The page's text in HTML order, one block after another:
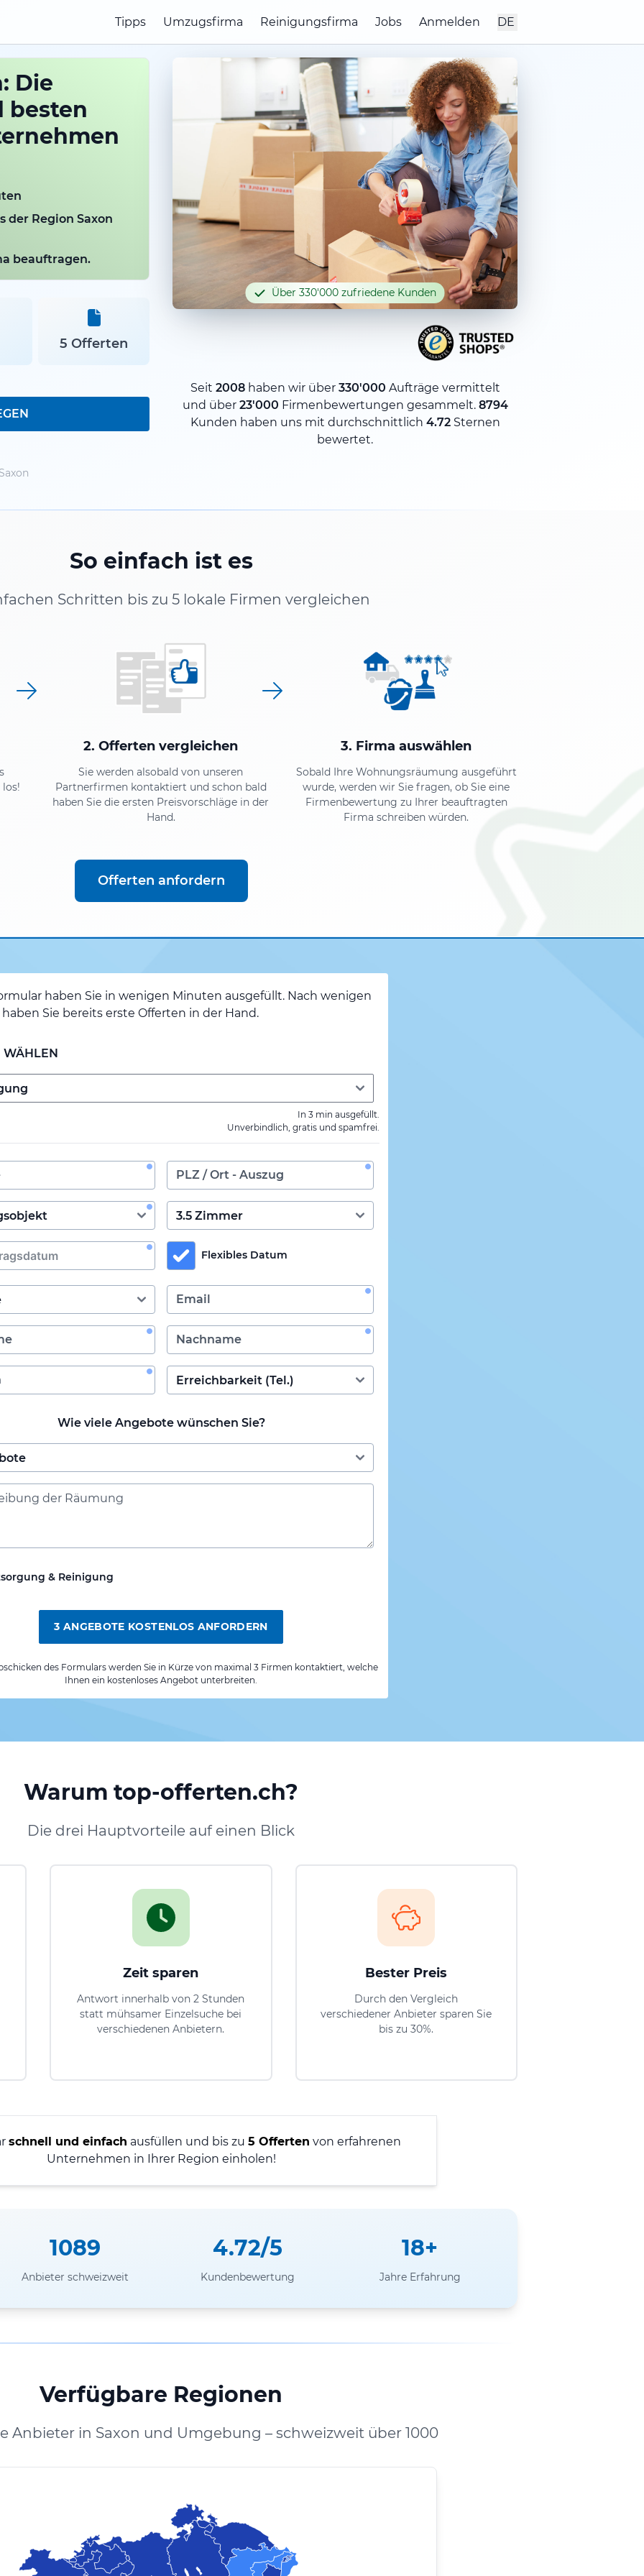
Tipps Umzugsfirma Reinigungsfirma Jobs Anmelden DE
Die
besten
der Region Saxon
beauftragen.
5 Offerten
Über 330'000 zufriedene Kunden
Seit 2008haben wir über 330'000 Aufträge vermittelt
und über 23'000 Firmenbewertungen gesammelt. 8794
Kunden haben uns mit durchschnittlich 4.72Sternen
bewertet.
So einfach ist es
Schritten bis zu 5 lokale Firmen vergleichen
2. Offerten vergleichen
Sie werden alsobald von unseren
Partnerfirmen kontaktiert und schon bald
haben Sie die ersten Preisvorschläge in der
Hand.
3. Firma auswählen
Sobald Ihre Wohnungsräumung ausgeführt
wurde, werden wir Sie fragen, ob Sie eine
Firmenbewertung zu Ihrer beauftragten
Firma schreiben würden.
Offerten anfordern
haben Sie in wenigen Minuten ausgefüllt. Nach wenigen
Sie bereits erste Offerten in der Hand.
WÄHLEN
In 3 min ausgefüllt.
Unverbindlich, gratis und spamfrei.
Flexibles Datum
Wie viele Angebote wünschen Sie?
& Reinigung
3 ANGEBOTE KOSTENLOS ANFORDERN
des Formulars werden Sie in Kürze von maximal 3 Firmen kontaktiert, welche
Ihnen ein kostenloses Angebot unterbreiten.
Warum top-offerten.ch?
Die drei Hauptvorteile auf einen Blick
Zeit sparen
Antwort innerhalb von 2 Stunden
statt mühsamer Einzelsuche bei
verschiedenen Anbietern.
Bester Preis
Durch den Vergleich
verschiedener Anbieter sparen Sie
bis zu 30%.
schnell und einfach ausfüllen und bis zu 5 Offerten von erfahrenen
Unternehmen in Ihrer Region einholen!
1089
Anbieter schweizweit
4.72/5
Kundenbewertung
18+
Jahre Erfahrung
Verfügbare Regionen
Anbieter in Saxon und Umgebung – schweizweit über 1000